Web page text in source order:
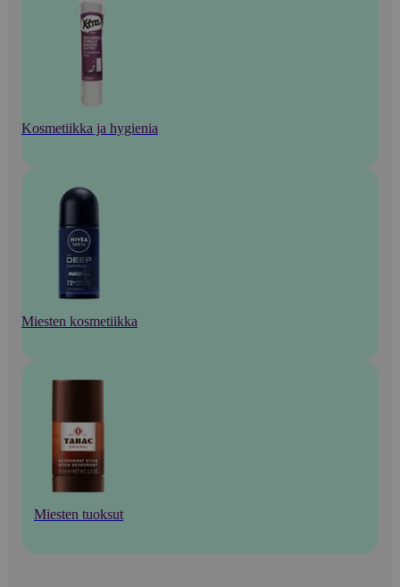
Kosmetiikka ja hygienia
Miesten kosmetiikka
Miesten tuoksut